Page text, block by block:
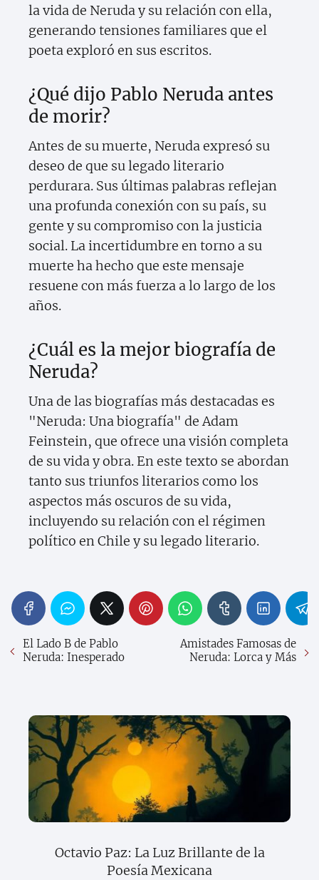
la vida de Neruda y su relación con ella,
generando tensiones familiares que el
poeta exploró en sus escritos.
¿Qué dijo Pablo Neruda antes
de morir?
Antes de su muerte, Neruda expresó su
deseo de que su legado literario
perdurara. Sus últimas palabras reflejan
una profunda conexión con su país, su
gente y su compromiso con la justicia
social. La incertidumbre en torno a su
muerte ha hecho que este mensaje
resuene con más fuerza a lo largo de los
años.
¿Cuál es la mejor biografía de
Neruda?
Una de las biografías más destacadas es
"Neruda: Una biografía" de Adam
Feinstein, que ofrece una visión completa
de su vida y obra. En este texto se abordan
tanto sus triunfos literarios como los
aspectos más oscuros de su vida,
incluyendo su relación con el régimen
político en Chile y su legado literario.
El Lado B de Pablo
Neruda: Inesperado
Amistades Famosas de
Neruda: Lorca y Más
Octavio Paz: La Luz Brillante de la
Poesía Mexicana